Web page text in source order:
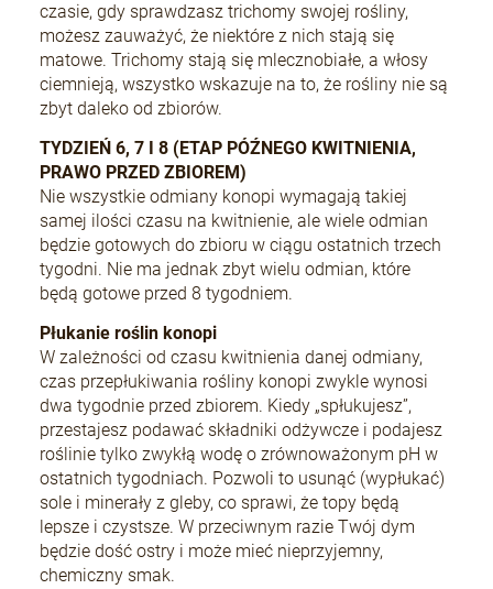
czasie, gdy sprawdzasz trichomy swojej rośliny,
możesz zauważyć, że niektóre z nich stają się
matowe. Trichomy stają się mlecznobiałe, a włosy
ciemnieją, wszystko wskazuje na to, że rośliny nie są
zbyt daleko od zbiorów.
TYDZIEŃ 6, 7 I 8 (ETAP PÓŹNEGO KWITNIENIA,
PRAWO PRZED ZBIOREM)
Nie wszystkie odmiany konopi wymagają takiej
samej ilości czasu na kwitnienie, ale wiele odmian
będzie gotowych do zbioru w ciągu ostatnich trzech
tygodni. Nie ma jednak zbyt wielu odmian, które
będą gotowe przed 8 tygodniem.
Płukanie roślin konopi
W zależności od czasu kwitnienia danej odmiany,
czas przepłukiwania rośliny konopi zwykle wynosi
dwa tygodnie przed zbiorem. Kiedy „spłukujesz”,
przestajesz podawać składniki odżywcze i podajesz
roślinie tylko zwykłą wodę o zrównoważonym pH w
ostatnich tygodniach. Pozwoli to usunąć (wypłukać)
sole i minerały z gleby, co sprawi, że topy będą
lepsze i czystsze. W przeciwnym razie Twój dym
będzie dość ostry i może mieć nieprzyjemny,
chemiczny smak.